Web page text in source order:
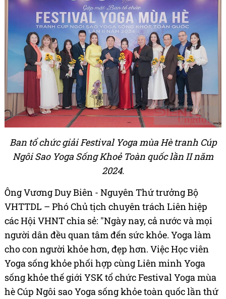
Ban tổ chức giải Festival Yoga mùa Hè tranh Cúp
Ngôi Sao Yoga Sống Khoẻ Toàn quốc lần II năm
2024.
Ông Vương Duy Biên - Nguyên Thứ trưởng Bộ
VHTTDL – Phó Chủ tịch chuyên trách Liên hiệp
các Hội VHNT chia sẻ: "Ngày nay, cả nước và mọi
người dân đều quan tâm đến sức khỏe. Yoga làm
cho con người khỏe hơn, đẹp hơn. Việc Học viên
Yoga sống khỏe phối hợp cùng Liên minh Yoga
sống khỏe thế giới YSK tổ chức Festival Yoga mùa
hè Cúp Ngôi sao Yoga sống khỏe toàn quốc lần thứ